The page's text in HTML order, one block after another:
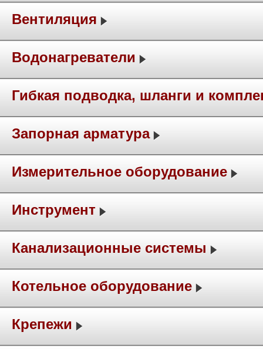
Вентиляция
Водонагреватели
Гибкая подводка, шланги и
Запорная арматура
Измерительное оборудование
Инструмент
Канализационные системы
Котельное оборудование
Крепежи